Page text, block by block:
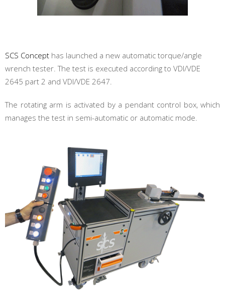
SCS Concept has launched a new automatic torque/angle
wrench tester. The test is executed according to VDI/VDE
2645 part 2 and VDI/VDE 2647.
The rotating arm is activated by a pendant control box, which
manages the test in semi-automatic or automatic mode.